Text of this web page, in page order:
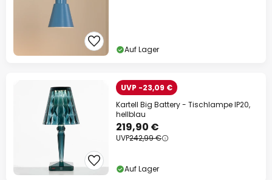
Auf Lager
UVP -23,09 €
Kartell Big Battery - Tischlampe IP20,
hellblau
219,90 €
UVP242,99 €
Auf Lager